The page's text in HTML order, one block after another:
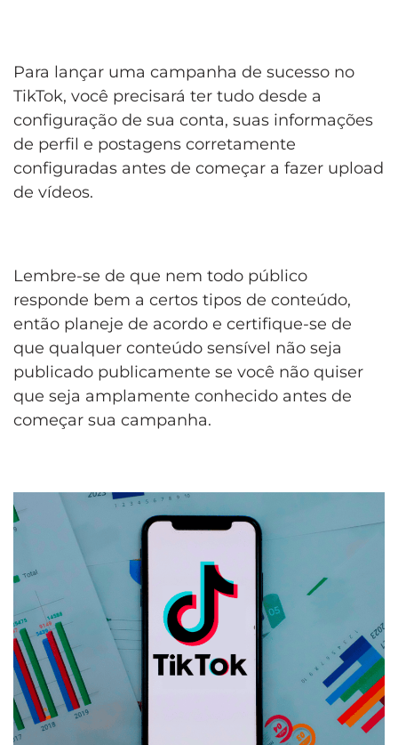
Para lançar uma campanha de sucesso no
TikTok, você precisará ter tudo desde a
configuração de sua conta, suas informações
de perfil e postagens corretamente
configuradas antes de começar a fazer upload
de vídeos.
Lembre-se de que nem todo público
responde bem a certos tipos de conteúdo,
então planeje de acordo e certifique-se de
que qualquer conteúdo sensível não seja
publicado publicamente se você não quiser
que seja amplamente conhecido antes de
começar sua campanha.